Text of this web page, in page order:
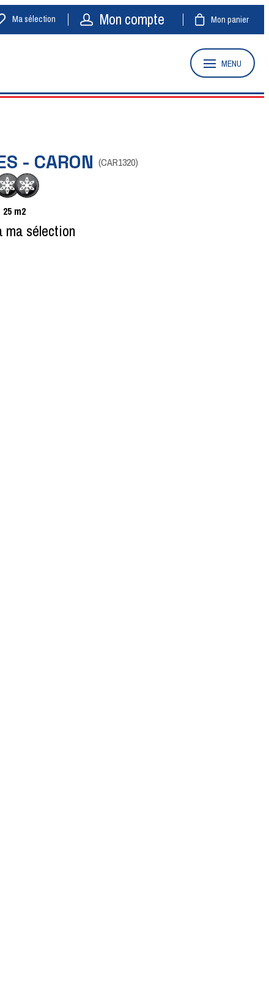
Ma sélection Mon compte Mon panier
MENU
- CARON (CAR1320)
25 m2
ma sélection